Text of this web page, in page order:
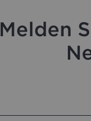
Melden